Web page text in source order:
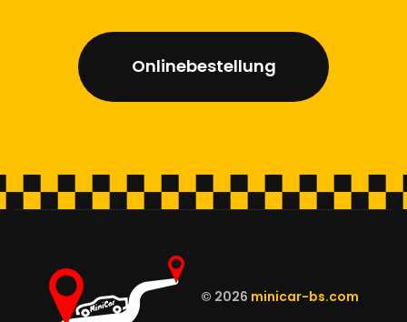
Onlinebestellung
© 2026 minicar-bs.com